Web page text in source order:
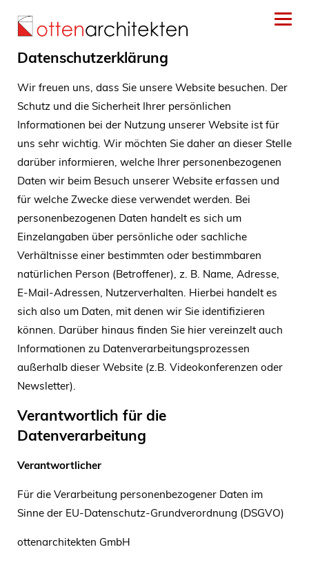
Datenschutzerklärung
Wir freuen uns, dass Sie unsere Website besuchen. Der
Schutz und die Sicherheit Ihrer persönlichen
Informationen bei der Nutzung unserer Website ist für
uns sehr wichtig. Wir möchten Sie daher an dieser Stelle
darüber informieren, welche Ihrer personenbezogenen
Daten wir beim Besuch unserer Website erfassen und
für welche Zwecke diese verwendet werden. Bei
personenbezogenen Daten handelt es sich um
Einzelangaben über persönliche oder sachliche
Verhältnisse einer bestimmten oder bestimmbaren
natürlichen Person (Betroffener), z. B. Name, Adresse,
E-Mail-Adressen, Nutzerverhalten. Hierbei handelt es
sich also um Daten, mit denen wir Sie identifizieren
können. Darüber hinaus finden Sie hier vereinzelt auch
Informationen zu Datenverarbeitungsprozessen
außerhalb dieser Website (z.B. Videokonferenzen oder
Newsletter).
Verantwortlich für die
Datenverarbeitung
Verantwortlicher
Für die Verarbeitung personenbezogener Daten im
Sinne der EU-Datenschutz-Grundverordnung (DSGVO)
ottenarchitekten GmbH